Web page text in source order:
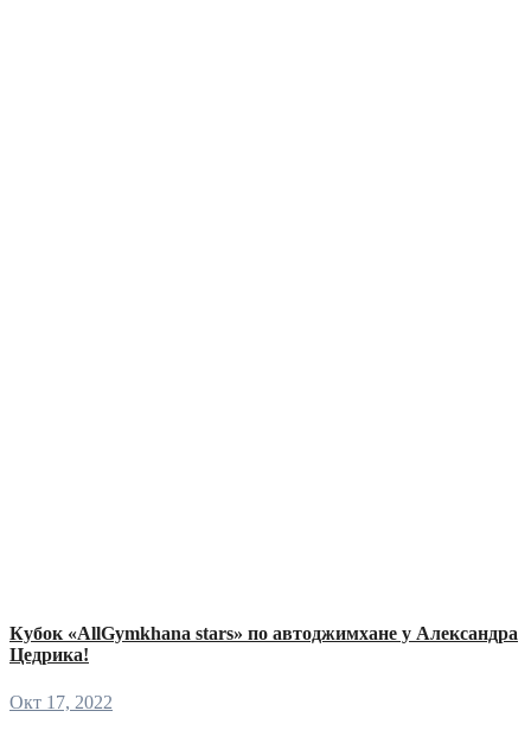
Кубок «AllGymkhana stars» по автоджимхане у Александра
Цедрика!
Окт 17, 2022